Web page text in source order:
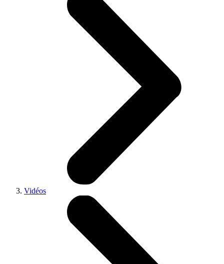
Vidéos